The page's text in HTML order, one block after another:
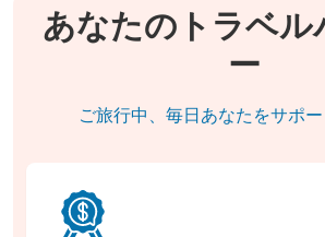
あなたのトラベル
ー
ご旅行中、毎日あなたをサポー